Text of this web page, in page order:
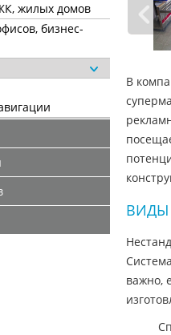
жилых домов
бизнес-
В
ВИДЫ
важно,